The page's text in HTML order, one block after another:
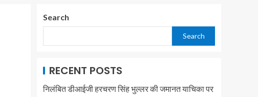
Search
Search
RECENT POSTS
निलंबित डीआईजी हरचरण सिंह भुल्लर की जमानत याचिका पर